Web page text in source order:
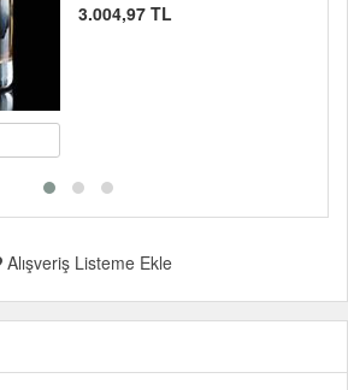
3.004,97 TL
Alışveriş Listeme Ekle